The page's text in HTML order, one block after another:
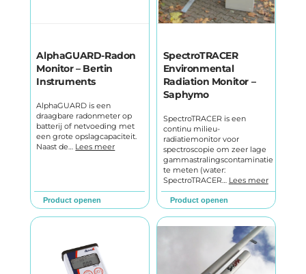
AlphaGUARD-Radon
Monitor – Bertin
Instruments
AlphaGUARD is een
draagbare radonmeter op
batterij of netvoeding met
een grote opslagcapaciteit.
Naast de… Lees meer
Product openen
SpectroTRACER
Environmental
Radiation Monitor –
Saphymo
SpectroTRACER is een
continu milieu-
radiatiemonitor voor
spectroscopie om zeer lage
gammastralingscontaminatie
te meten (water:
SpectroTRACER… Lees meer
Product openen